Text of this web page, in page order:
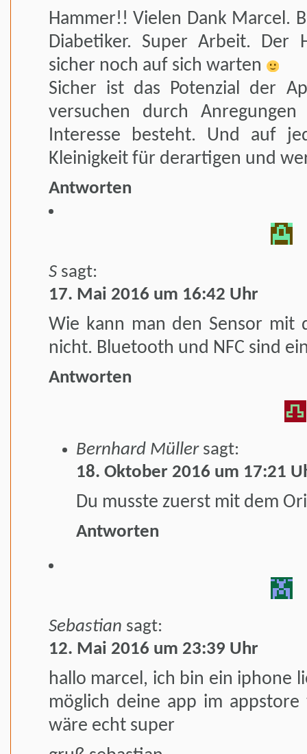
Hammer!! Vielen Dank Marcel.
Diabetiker. Super Arbeit. Der
sicher noch auf sich warten
Sicher ist das Potenzial der
versuchen durch
Interesse besteht. Und auf
Kleinigkeit für derartigen und
Antworten
S sagt:
17. Mai 2016 um 16:42 Uhr
Wie kann man den Sensor mit
nicht. Bluetooth und NFC sind
Antworten
Bernhard Müller sagt:
18. Oktober 2016 um 17:21
Du musste zuerst mit dem
Antworten
Sebastian sagt:
12. Mai 2016 um 23:39 Uhr
hallo marcel, ich bin ein iphone
möglich deine app im
wäre echt super